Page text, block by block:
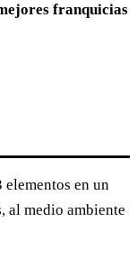
franquicias
elementos en un
al medio ambiente